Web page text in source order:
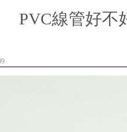
PVC線管好不